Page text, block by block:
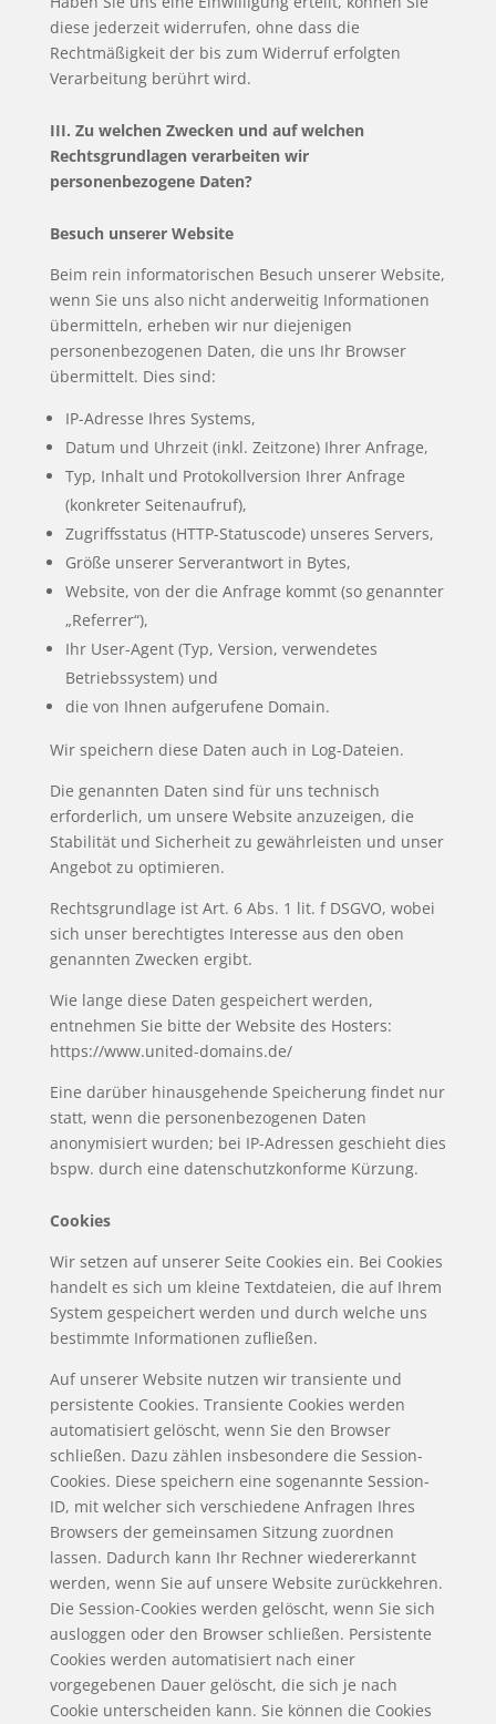
diese jederzeit widerrufen, ohne dass die
Rechtmäßigkeit der bis zum Widerruf erfolgten
Verarbeitung berührt wird.
III. Zu welchen Zwecken und auf welchen
Rechtsgrundlagen verarbeiten wir
personenbezogene Daten?
Besuch unserer Website
Beim rein informatorischen Besuch unserer Website,
wenn Sie uns also nicht anderweitig Informationen
übermitteln, erheben wir nur diejenigen
personenbezogenen Daten, die uns Ihr Browser
übermittelt. Dies sind:
IP-Adresse Ihres Systems,
Datum und Uhrzeit (inkl. Zeitzone) Ihrer Anfrage,
Typ, Inhalt und Protokollversion Ihrer Anfrage
(konkreter Seitenaufruf),
Zugriffsstatus (HTTP-Statuscode) unseres Servers,
Größe unserer Serverantwort in Bytes,
Website, von der die Anfrage kommt (so genannter
„Referrer“),
Ihr User-Agent (Typ, Version, verwendetes
Betriebssystem) und
die von Ihnen aufgerufene Domain.
Wir speichern diese Daten auch in Log-Dateien.
Die genannten Daten sind für uns technisch
erforderlich, um unsere Website anzuzeigen, die
Stabilität und Sicherheit zu gewährleisten und unser
Angebot zu optimieren.
Rechtsgrundlage ist Art. 6 Abs. 1 lit. f DSGVO, wobei
sich unser berechtigtes Interesse aus den oben
genannten Zwecken ergibt.
Wie lange diese Daten gespeichert werden,
entnehmen Sie bitte der Website des Hosters:
https://www.united-domains.de/
Eine darüber hinausgehende Speicherung findet nur
statt, wenn die personenbezogenen Daten
anonymisiert wurden; bei IP-Adressen geschieht dies
bspw. durch eine datenschutzkonforme Kürzung.
Cookies
Wir setzen auf unserer Seite Cookies ein. Bei Cookies
handelt es sich um kleine Textdateien, die auf Ihrem
System gespeichert werden und durch welche uns
bestimmte Informationen zufließen.
Auf unserer Website nutzen wir transiente und
persistente Cookies. Transiente Cookies werden
automatisiert gelöscht, wenn Sie den Browser
schließen. Dazu zählen insbesondere die Session-
Cookies. Diese speichern eine sogenannte Session-
ID, mit welcher sich verschiedene Anfragen Ihres
Browsers der gemeinsamen Sitzung zuordnen
lassen. Dadurch kann Ihr Rechner wiedererkannt
werden, wenn Sie auf unsere Website zurückkehren.
Die Session-Cookies werden gelöscht, wenn Sie sich
ausloggen oder den Browser schließen. Persistente
Cookies werden automatisiert nach einer
vorgegebenen Dauer gelöscht, die sich je nach
Cookie unterscheiden kann. Sie können die Cookies